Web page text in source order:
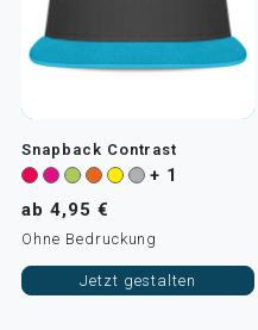
Snapback Contrast
+ 1
ab 4,95 €
Ohne Bedruckung
Jetzt gestalten